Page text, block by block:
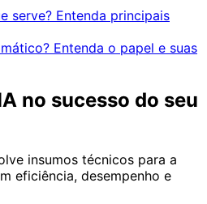
serve? Entenda principais
Entenda o papel e suas
no sucesso do seu
insumos técnicos para a
eficiência, desempenho e